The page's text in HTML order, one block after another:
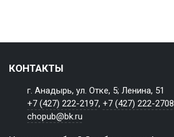
КОНТАКТЫ
г. Анадырь, ул. Отке, 5; Ленина, 51
+7 (427) 222-2197,+7 (427) 222-2708
chopub@bk.ru